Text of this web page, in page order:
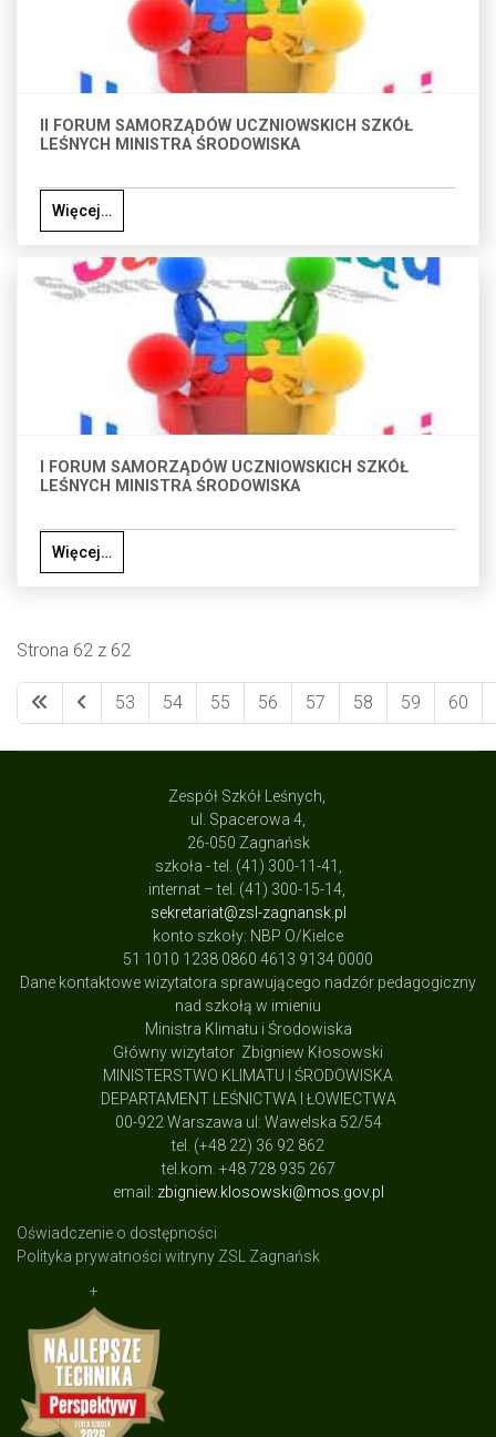
II FORUM SAMORZĄDÓW UCZNIOWSKICH SZKÓŁ
LEŚNYCH MINISTRA ŚRODOWISKA
Więcej…
I FORUM SAMORZĄDÓW UCZNIOWSKICH SZKÓŁ
LEŚNYCH MINISTRA ŚRODOWISKA
Więcej…
Strona 62 z 62
53 54 55 56 57 58 59 60
Zespół Szkół Leśnych,
ul. Spacerowa 4,
26-050 Zagnańsk
szkoła - tel. (41) 300-11-41,
internat – tel. (41) 300-15-14,
sekretariat@zsl-zagnansk.pl
konto szkoły: NBP O/Kielce
51 1010 1238 0860 4613 9134 0000
Dane kontaktowe wizytatora sprawującego nadzór pedagogiczny
nad szkołą w imieniu
Ministra Klimatu i Środowiska
Główny wizytator Zbigniew Kłosowski
MINISTERSTWO KLIMATU I ŚRODOWISKA
DEPARTAMENT LEŚNICTWA I ŁOWIECTWA
00-922 Warszawa ul: Wawelska 52/54
tel. (+48 22) 36 92 862
tel.kom. +48 728 935 267
email: zbigniew.klosowski@mos.gov.pl
Oświadczenie o dostępności
Polityka prywatności witryny ZSL Zagnańsk
+